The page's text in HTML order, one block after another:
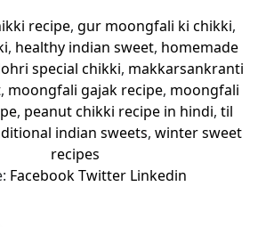
recipe, gur moongfali ki chikki,
, healthy indian sweet, homemade
special chikki, makkarsankranti
, moongfali gajak recipe, moongfali
, peanut chikki recipe in hindi, til
indian sweets, winter sweet
recipes
Facebook Twitter Linkedin